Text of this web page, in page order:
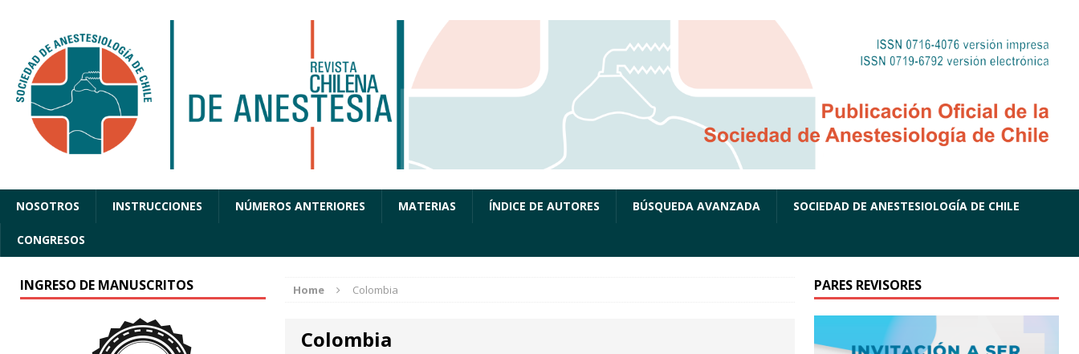
NOSOTROS INSTRUCCIONES NÚMEROS ANTERIORES MATERIAS ÍNDICE DE AUTORES BÚSQUEDA AVANZADA SOCIEDAD DE ANESTESIOLOGÍA DE CHILE
CONGRESOS
Home Colombia
Colombia
INGRESO DE MANUSCRITOS PARES REVISORES